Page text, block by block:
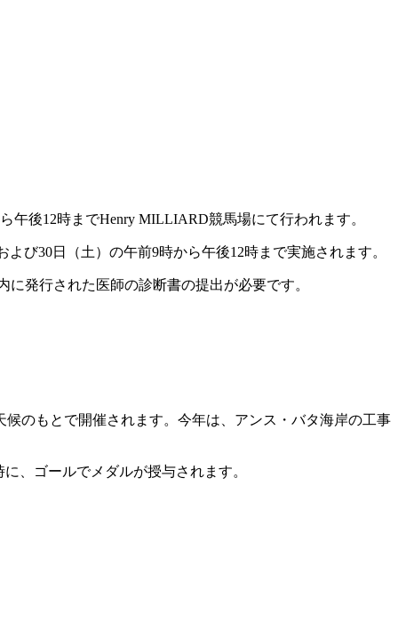
午後12時までHenry MILLIARD競馬場にて行われます。
び30日（土）の午前9時から午後12時まで実施されます。
発行された医師の診断書の提出が必要です。
のもとで開催されます。今年は、アンス・バタ海岸の工事
、ゴールでメダルが授与されます。